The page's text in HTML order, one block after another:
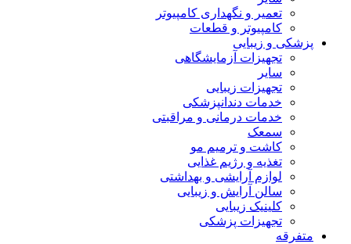
تعمیر و نگهداری کامپیوتر
کامپیوتر و قطعات
پزشکی و زیبایی
تجهیزات آزمایشگاهی
سایر
تجهیزات زیبایی
خدمات دندانپزشکی
خدمات درمانی و مراقبتی
سمعک
کاشت و ترمیم مو
تغذیه و رژیم غذایی
لوازم آرایشی و بهداشتی
سالن آرایش و زیبایی
کلینیک زیبایی
تجهیزات پزشکی
متفرقه